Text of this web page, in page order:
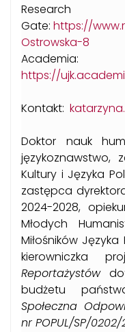
Research
Gate: https://
Ostrowska-8
Academia:
https://
Kontakt:
Doktor nauk
językoznawstwo,
Kultury i Języka
zastępca
2024-2028,
Młodych
Miłośników Języka
kierowniczka
Reportażystów
budżetu
Społeczna
nr POPUL/SP/0202/